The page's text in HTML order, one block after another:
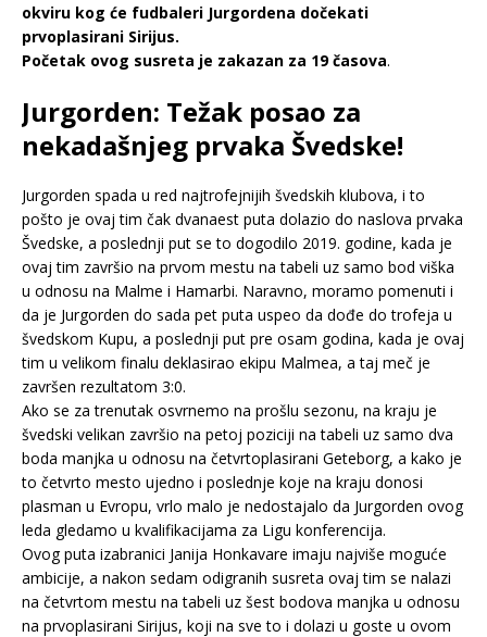
okviru kog će fudbaleri Jurgordena dočekati
prvoplasirani Sirijus.
Početak ovog susreta je zakazan za 19 časova.
Jurgorden: Težak posao za
nekadašnjeg prvaka Švedske!
Jurgorden spada u red najtrofejnijih švedskih klubova, i to
pošto je ovaj tim čak dvanaest puta dolazio do naslova prvaka
Švedske, a poslednji put se to dogodilo 2019. godine, kada je
ovaj tim završio na prvom mestu na tabeli uz samo bod viška
u odnosu na Malme i Hamarbi. Naravno, moramo pomenuti i
da je Jurgorden do sada pet puta uspeo da dođe do trofeja u
švedskom Kupu, a poslednji put pre osam godina, kada je ovaj
tim u velikom finalu deklasirao ekipu Malmea, a taj meč je
završen rezultatom 3:0.
Ako se za trenutak osvrnemo na prošlu sezonu, na kraju je
švedski velikan završio na petoj poziciji na tabeli uz samo dva
boda manjka u odnosu na četvrtoplasirani Geteborg, a kako je
to četvrto mesto ujedno i poslednje koje na kraju donosi
plasman u Evropu, vrlo malo je nedostajalo da Jurgorden ovog
leda gledamo u kvalifikacijama za Ligu konferencija.
Ovog puta izabranici Janija Honkavare imaju najviše moguće
ambicije, a nakon sedam odigranih susreta ovaj tim se nalazi
na četvrtom mestu na tabeli uz šest bodova manjka u odnosu
na prvoplasirani Sirijus, koji na sve to i dolazi u goste u ovom